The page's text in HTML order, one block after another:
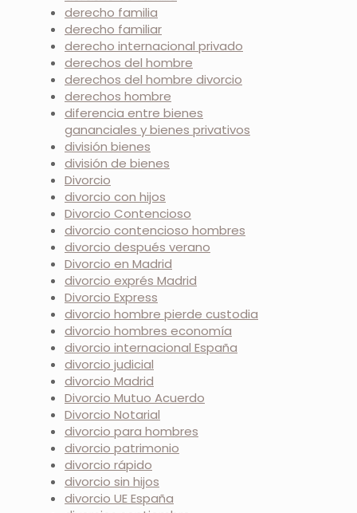
derecho familia
derecho familiar
derecho internacional privado
derechos del hombre
derechos del hombre divorcio
derechos hombre
diferencia entre bienes
gananciales y bienes privativos
división bienes
división de bienes
Divorcio
divorcio con hijos
Divorcio Contencioso
divorcio contencioso hombres
divorcio después verano
Divorcio en Madrid
divorcio exprés Madrid
Divorcio Express
divorcio hombre pierde custodia
divorcio hombres economía
divorcio internacional España
divorcio judicial
divorcio Madrid
Divorcio Mutuo Acuerdo
Divorcio Notarial
divorcio para hombres
divorcio patrimonio
divorcio rápido
divorcio sin hijos
divorcio UE España